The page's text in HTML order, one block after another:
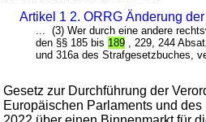
Artikel 1 2. ORRG Änderung
... (3) Wer durch eine andere
den §§ 185 bis 189 , 229, 244
und 316a des Strafgesetzbuches,
Gesetz zur Durchführung der
Europäischen Parlaments und